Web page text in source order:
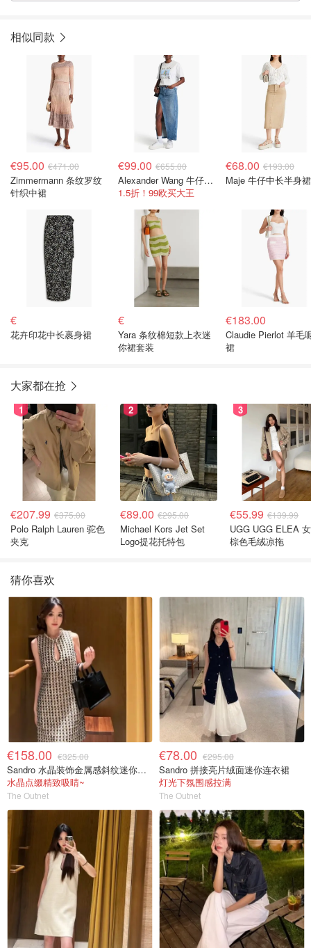
相似同款
€95.00 €471.00
Zimmermann 条纹罗纹
针织中裙
€99.00 €655.00
Alexander Wang 牛仔长裙
1.5折！99欧买大王
€68.00 €193.00
Maje 牛仔中长半身裙
€
花卉印花中长裹身裙
€
Yara 条纹棉短款上衣迷
你裙套装
€183.00
Claudie Pierlot 羊毛
裙
大家都在抢
1
€207.99 €375.00
Polo Ralph Lauren 驼色
夹克
2
€89.00 €295.00
Michael Kors Jet Set
Logo提花托特包
3
€55.99 €139.99
UGG UGG ELEA
棕色毛绒凉拖
猜你喜欢
€158.00 €325.00
Sandro 水晶装饰金属感斜纹迷你连衣裙
水晶点缀精致吸睛~
The Outnet
€78.00 €295.00
Sandro 拼接亮片绒面迷你连衣裙
灯光下氛围感拉满
The Outnet